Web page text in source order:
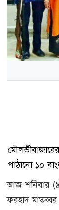
পাঠানো ১০
আজ শনিবার
ফরহাদ মাতব্বর।